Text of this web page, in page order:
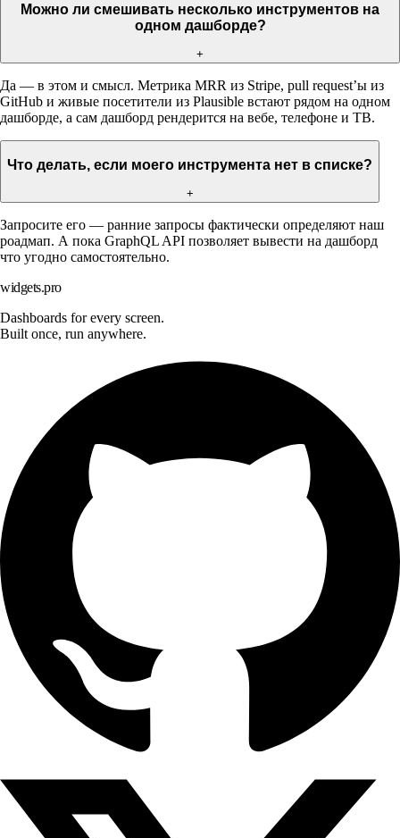
Можно ли смешивать несколько инструментов на
одном дашборде?
+
Да — в этом и смысл. Метрика MRR из Stripe, pull request’ы из
GitHub и живые посетители из Plausible встают рядом на одном
дашборде, а сам дашборд рендерится на вебе, телефоне и ТВ.
Что делать, если моего инструмента нет в списке?
+
Запросите его — ранние запросы фактически определяют наш
роадмап. А пока GraphQL API позволяет вывести на дашборд
что угодно самостоятельно.
widgets.pro
Dashboards for every screen.
Built once, run anywhere.